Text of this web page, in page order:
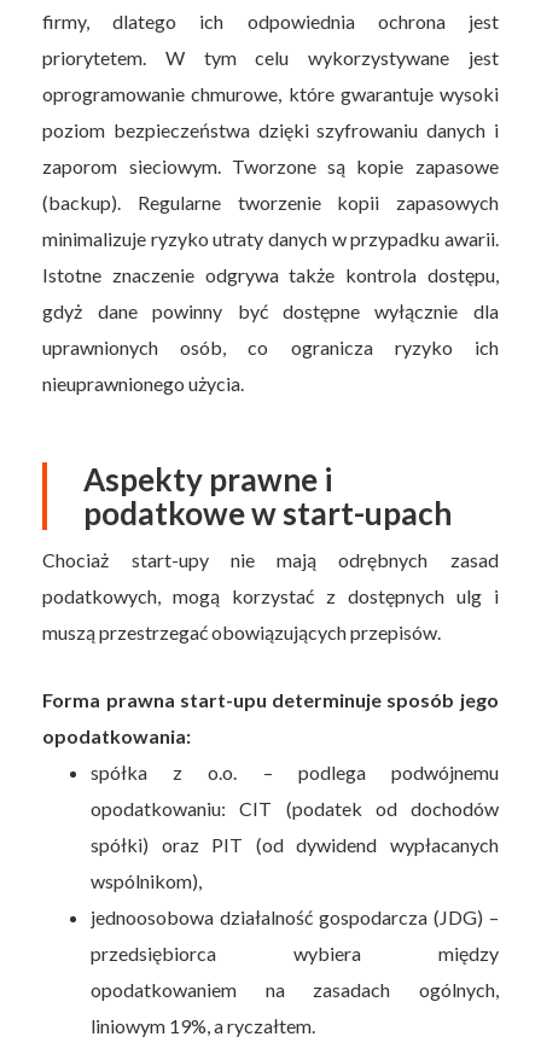
firmy, dlatego ich odpowiednia ochrona jest
priorytetem. W tym celu wykorzystywane jest
oprogramowanie chmurowe, które gwarantuje wysoki
poziom bezpieczeństwa dzięki szyfrowaniu danych i
zaporom sieciowym. Tworzone są kopie zapasowe
(backup). Regularne tworzenie kopii zapasowych
minimalizuje ryzyko utraty danych w przypadku awarii.
Istotne znaczenie odgrywa także kontrola dostępu,
gdyż dane powinny być dostępne wyłącznie dla
uprawnionych osób, co ogranicza ryzyko ich
nieuprawnionego użycia.
Aspekty prawne i
podatkowe w start-upach
Chociaż start-upy nie mają odrębnych zasad
podatkowych, mogą korzystać z dostępnych ulg i
muszą przestrzegać obowiązujących przepisów.
Forma prawna start-upu determinuje sposób jego
opodatkowania:
spółka z o.o. – podlega podwójnemu
opodatkowaniu: CIT (podatek od dochodów
spółki) oraz PIT (od dywidend wypłacanych
wspólnikom),
jednoosobowa działalność gospodarcza (JDG) –
przedsiębiorca wybiera między
opodatkowaniem na zasadach ogólnych,
liniowym 19%, a ryczałtem.